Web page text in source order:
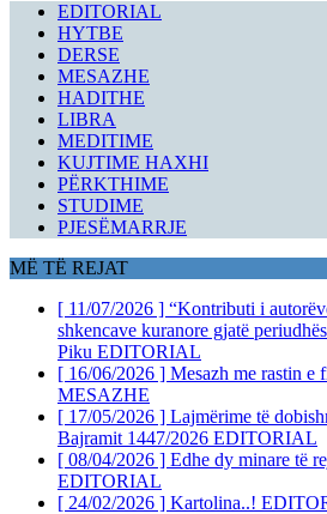
EDITORIAL
HYTBE
DERSE
MESAZHE
HADITHE
LIBRA
MEDITIME
KUJTIME HAXHI
PËRKTHIME
STUDIME
PJESËMARRJE
MË TË REJAT
[ 11/07/2026 ] “Kontributi i
shkencave kuranore gjatë
Piku EDITORIAL
[ 16/06/2026 ] Mesazh me rastin
MESAZHE
[ 17/05/2026 ] Lajmërime të
Bajramit 1447/2026 EDITORIAL
[ 08/04/2026 ] Edhe dy minare të
EDITORIAL
[ 24/02/2026 ] Kartolina..!